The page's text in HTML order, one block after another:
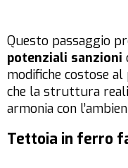
Questo passaggio
potenziali sanzioni
modifiche costose
che la struttura
armonia con
Tettoia in ferro